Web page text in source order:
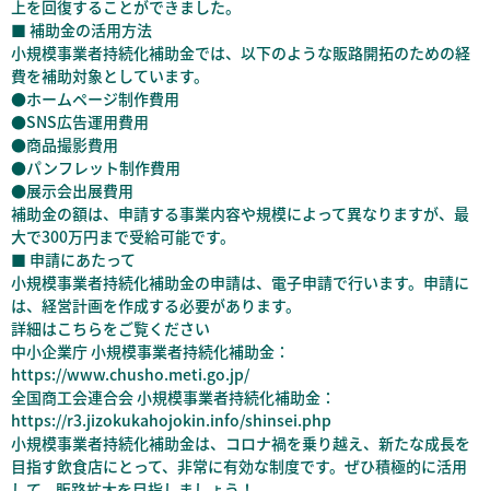
上を回復することができました。
■ 補助金の活用方法
小規模事業者持続化補助金では、以下のような販路開拓のための経
費を補助対象としています。
●ホームページ制作費用
●SNS広告運用費用
●商品撮影費用
●パンフレット制作費用
●展示会出展費用
補助金の額は、申請する事業内容や規模によって異なりますが、最
大で300万円まで受給可能です。
■ 申請にあたって
小規模事業者持続化補助金の申請は、電子申請で行います。申請に
は、経営計画を作成する必要があります。
詳細はこちらをご覧ください
中小企業庁 小規模事業者持続化補助金：
https://www.chusho.meti.go.jp/
全国商工会連合会 小規模事業者持続化補助金：
https://r3.jizokukahojokin.info/shinsei.php
小規模事業者持続化補助金は、コロナ禍を乗り越え、新たな成長を
目指す飲食店にとって、非常に有効な制度です。ぜひ積極的に活用